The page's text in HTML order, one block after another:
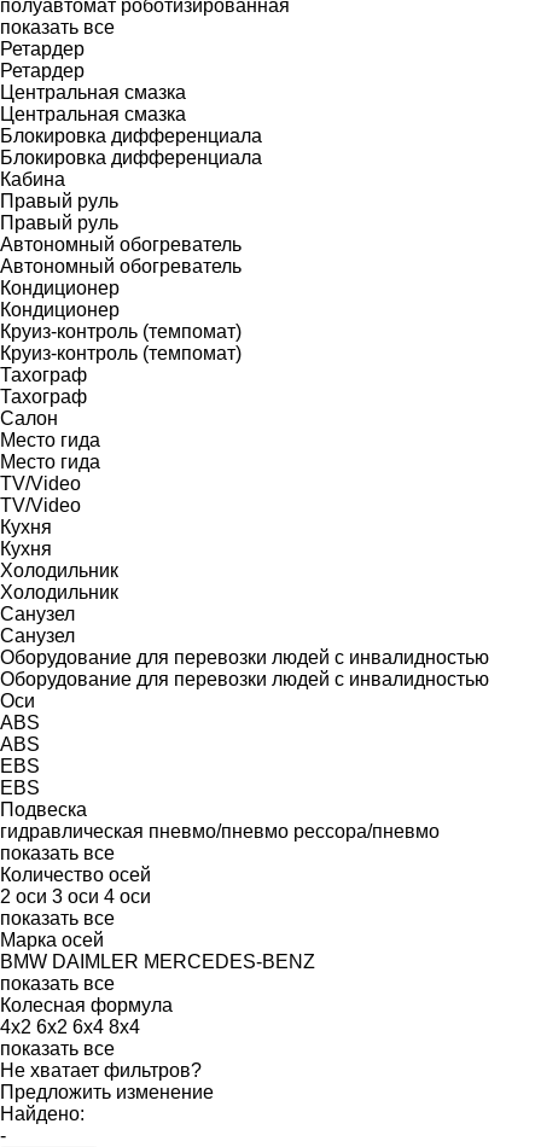
полуавтомат роботизированная
показать все
Ретардер
Ретардер
Центральная смазка
Центральная смазка
Блокировка дифференциала
Блокировка дифференциала
Кабина
Правый руль
Правый руль
Автономный обогреватель
Автономный обогреватель
Кондиционер
Кондиционер
Круиз-контроль (темпомат)
Круиз-контроль (темпомат)
Тахограф
Тахограф
Салон
Место гида
Место гида
TV/Video
TV/Video
Кухня
Кухня
Холодильник
Холодильник
Санузел
Санузел
Оборудование для перевозки людей с инвалидностью
Оборудование для перевозки людей с инвалидностью
Оси
ABS
ABS
EBS
EBS
Подвеска
гидравлическая пневмо/пневмо рессора/пневмо
показать все
Количество осей
2 оси 3 оси 4 оси
показать все
Марка осей
BMW DAIMLER MERCEDES-BENZ
показать все
Колесная формула
4x2 6x2 6x4 8x4
показать все
Не хватает фильтров?
Предложить изменение
Найдено:
-